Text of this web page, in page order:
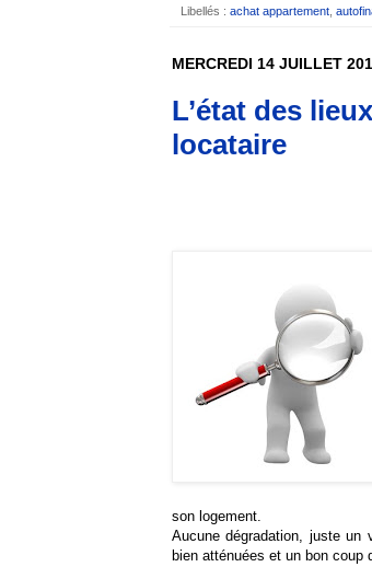
Libellés : achat appartement
MERCREDI 14 JUILLET
L’état des
locataire
son logement.
Aucune dégradation, juste
bien atténuées et un bon coup